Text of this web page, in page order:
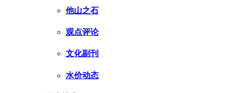
他山之石
观点评论
文化副刊
水价动态